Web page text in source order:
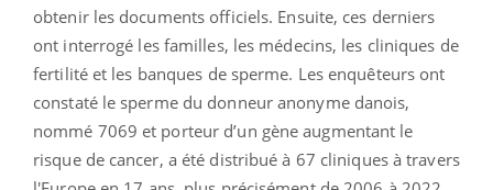
obtenir les documents officiels. Ensuite, ces derniers
ont interrogé les familles, les médecins, les cliniques de
fertilité et les banques de sperme. Les enquêteurs ont
constaté le sperme du donneur anonyme danois,
nommé 7069 et porteur d’un gène augmentant le
risque de cancer, a été distribué à 67 cliniques à travers